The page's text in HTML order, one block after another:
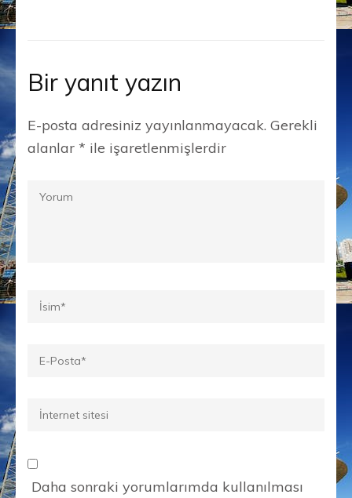
Bir yanıt yazın
E-posta adresiniz yayınlanmayacak. Gerekli
alanlar * ile işaretlenmişlerdir
Yorum
Ad*
E-
İnternet
Daha sonraki yorumlarımda kullanılması